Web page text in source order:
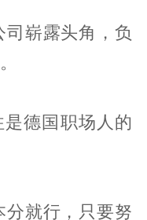
崭露头角，负
是德国职场人的
就行，只要努